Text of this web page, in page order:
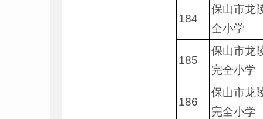
184
保山市龙
全小学
185
保山市龙
完全小学
186
保山市龙
完全小学